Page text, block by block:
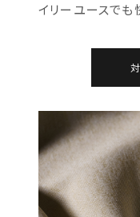
イリーユースでも